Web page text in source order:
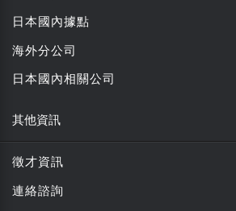
日本國內據點
海外分公司
日本國內相關公司
其他資訊
徵才資訊
連絡諮詢